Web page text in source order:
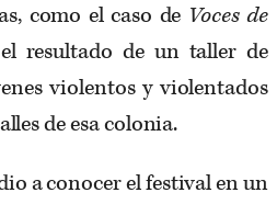
como el caso de Voces de
resultado de un taller de
violentos y violentados
de esa colonia.
a conocer el festival en un